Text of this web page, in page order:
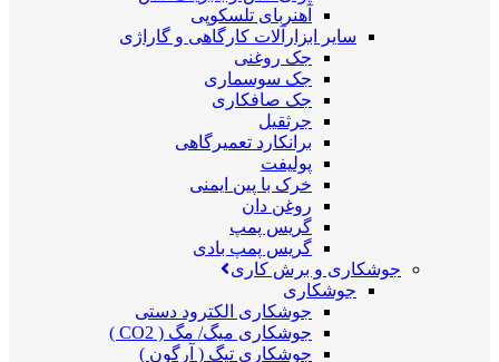
آهنربای تلسکوپی
سایر ابزارآلات کارگاهی و گاراژی
جک روغنی
جک سوسماری
جک صافکاری
جرثقیل
برانکارد تعمیرگاهی
پولیفت
خرک با پین ایمنی
روغن دان
گریس پمپ
گریس پمپ بادی
جوشکاری و برش کاری
جوشکاری
جوشکاری الکترود دستی
جوشکاری میگ/ مگ ( CO2 )
جوشکاری تیگ ( آرگون )